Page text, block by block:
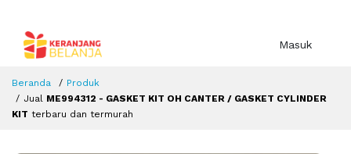
Masuk
Beranda
Produk
Jual ME994312 - GASKET KIT OH CANTER / GASKET CYLINDER
KIT terbaru dan termurah